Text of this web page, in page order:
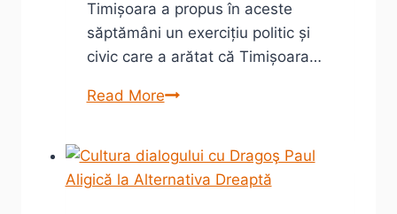
Timișoara a propus în aceste
săptămâni un exercițiu politic și
civic care a arătat că Timișoara…
Read MoreDominic
USR
pentru